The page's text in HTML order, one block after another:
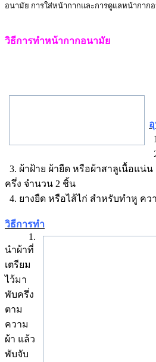
อนามัย การใส่หน้ากากและการดูแลหน้ากาก
วิธีการทำหน้ากากอนามัย
3. ผ้าฝ้าย ผ้ายืด หรือผ้าสาลูเนื้อแน่น
ครึ่ง จำนวน 2 ชิ้น
4. ยางยืด หรือไส้ไก่ สำหรับทำหู คว
วิธีการทำ
1.
นำผ้าที่
เตรียม
ไว้มา
พับครึ่ง
ตาม
ความ
ผ้า แล้ว
พับจับ